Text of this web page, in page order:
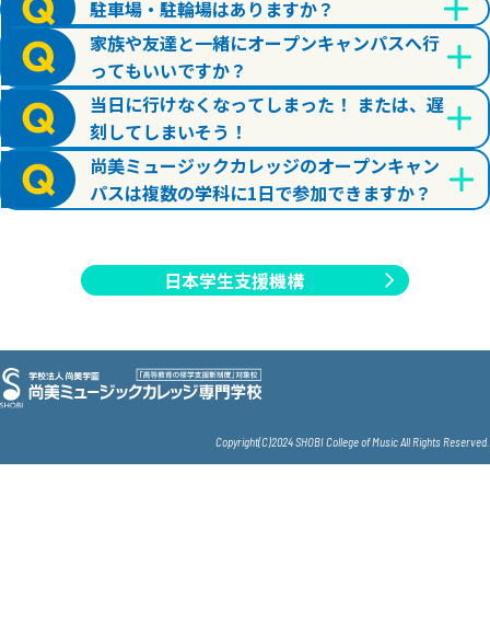
駐車場・駐輪場はありますか？
家族や友達と一緒にオープンキャンパスへ行
ってもいいですか？
当日に行けなくなってしまった！ または、遅
刻してしまいそう！
尚美ミュージックカレッジのオープンキャン
パスは複数の学科に1日で参加できますか？
日本学生支援機構
Copyright(C)2024 SHOBI College of Music All Rights Reserved.